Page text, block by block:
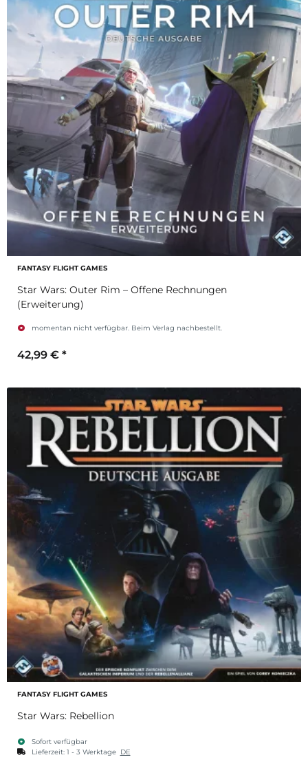
FANTASY FLIGHT GAMES
Star Wars: Outer Rim – Offene Rechnungen
(Erweiterung)
momentan nicht verfügbar. Beim Verlag nachbestellt.
42,99 € *
FANTASY FLIGHT GAMES
Star Wars: Rebellion
Sofort verfügbar
Lieferzeit: 1 - 3 Werktage DE